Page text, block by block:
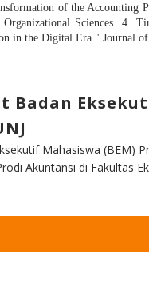
of the Accounting
Sciences. 4.
in the Digital Era." Journal
Badan
Mahasiswa (BEM)
Akuntansi di Fakultas